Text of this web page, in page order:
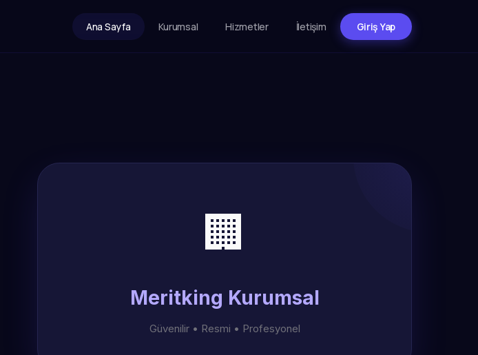
Ana Sayfa Kurumsal Hizmetler İletişim Giriş Yap
🏢
Meritking Kurumsal
Güvenilir • Resmi • Profesyonel